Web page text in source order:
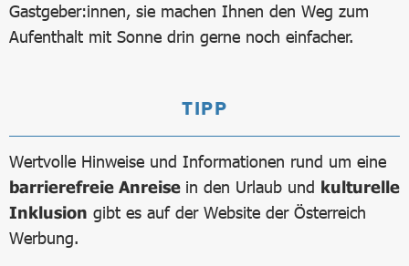
Gastgeber:innen, sie machen Ihnen den Weg zum
Aufenthalt mit Sonne drin gerne noch einfacher.
TIPP
Wertvolle Hinweise und Informationen rund um eine
barrierefreie Anreise in den Urlaub und kulturelle
Inklusion gibt es auf der Website der Österreich
Werbung.